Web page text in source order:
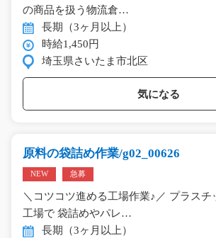
の商品を扱う物流倉…
長期（3ヶ月以上）
時給1,450円
埼玉県さいたま市北区
気になる
原料の袋詰め作業/g02_00626
NEW 急募
＼コツコツ進める工場作業♪／ プラスチ
工場で 袋詰めやパレ…
長期（3ヶ月以上）